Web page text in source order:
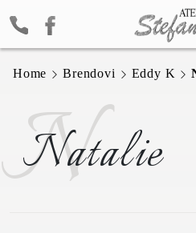
Home Brendovi Eddy K
N
Natalie